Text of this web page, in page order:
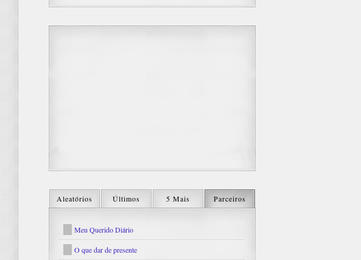
Aleatórios Últimos 5 Mais Parceiros
Meu Querido Diário
O que dar de presente